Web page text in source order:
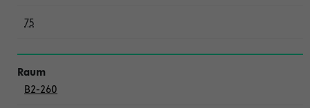
75
B2-260